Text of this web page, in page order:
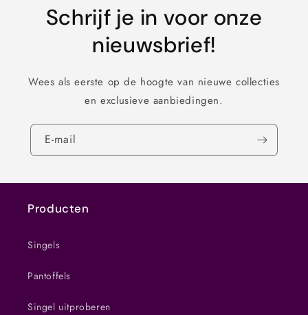
Schrijf je in voor onze
nieuwsbrief!
Wees als eerste op de hoogte van nieuwe collecties
en exclusieve aanbiedingen.
E‑mail
Producten
Singels
Pantoffels
Singel uitproberen